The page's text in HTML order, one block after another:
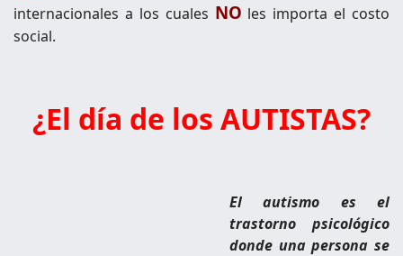
internacionales a los cuales NO les importa el costo
social.
¿El día de los AUTISTAS?
El autismo es el
trastorno psicológico
donde una persona se